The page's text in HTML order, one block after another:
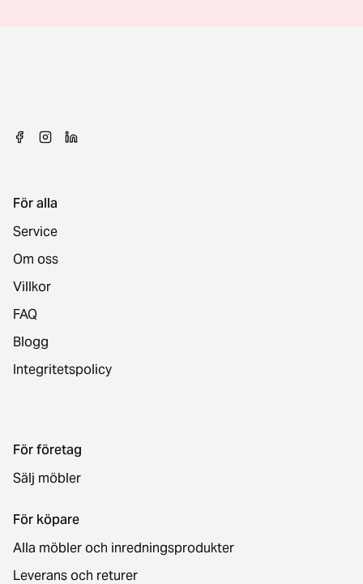
För alla
Service
Om oss
Villkor
FAQ
Blogg
Integritetspolicy
För företag
Sälj möbler
För köpare
Alla möbler och inredningsprodukter
Leverans och returer